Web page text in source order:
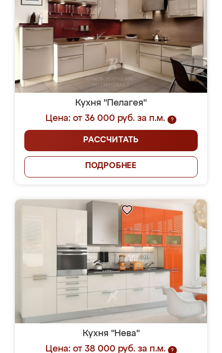
Кухня "Пелагея"
Цена: от 36 000 руб. за п.м.
?
РАССЧИТАТЬ
ПОДРОБНЕЕ
Кухня "Нева"
Цена: от 38 000 руб. за п.м.
?